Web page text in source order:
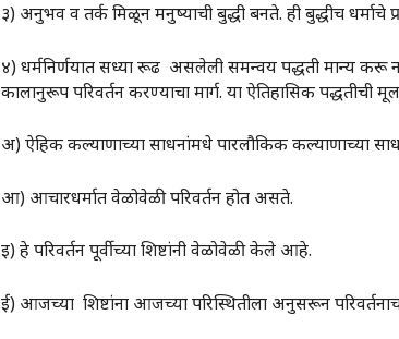
३) अनुभव व तर्क मिळून मनुष्याची बुद्धी बनते. ही बुद्धीच धर्माचे
४) धर्मनिर्णयात सध्या रूढ असलेली समन्वय पद्धती मान्य करू
कालानुरूप परिवर्तन करण्याचा मार्ग. या ऐतिहासिक पद्धतीची
अ) ऐहिक कल्याणाच्या साधनांमधे पारलौकिक कल्याणाच्या
आ) आचारधर्मात वेळोवेळी परिवर्तन होत असते.
इ) हे परिवर्तन पूर्वीच्या शिष्टांनी वेळोवेळी केले आहे.
ई) आजच्या शिष्टांना आजच्या परिस्थितीला अनुसरून